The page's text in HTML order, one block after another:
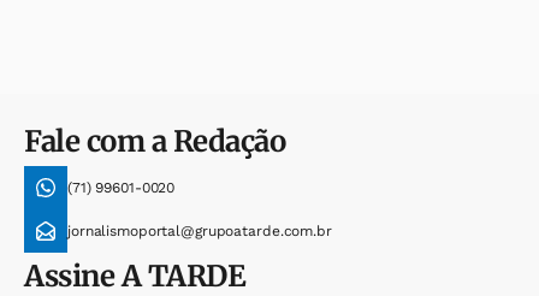
Fale com a Redação
(71) 99601-0020
jornalismoportal@grupoatarde.com.br
AssineA TARDE